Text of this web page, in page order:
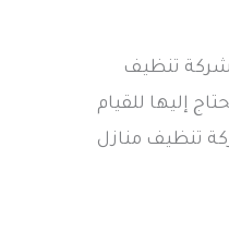
شركة تنظيف
إليها للقيام
تنظيف منازل